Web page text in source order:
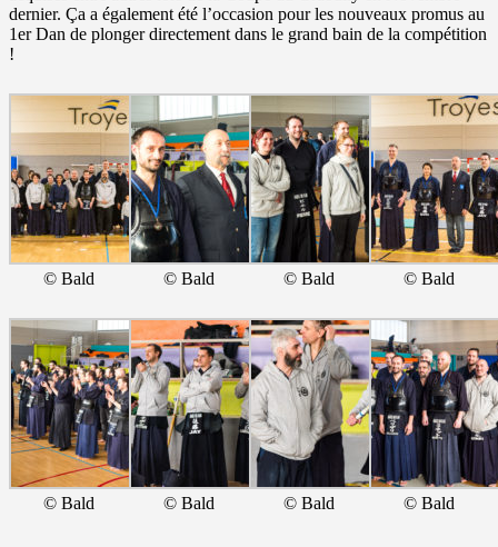
dernier. Ça a également été l’occasion pour les nouveaux promus au
1er Dan de plonger directement dans le grand bain de la compétition
!
© Bald © Bald © Bald © Bald
© Bald © Bald © Bald © Bald